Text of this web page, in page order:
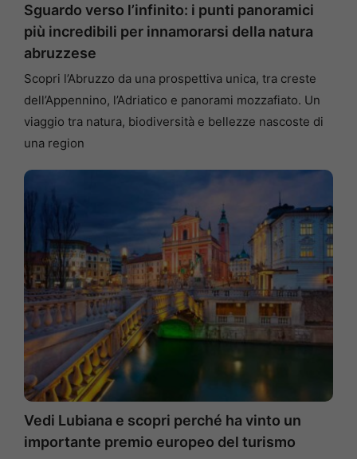
Sguardo verso l’infinito: i punti panoramici
più incredibili per innamorarsi della natura
abruzzese
Scopri l’Abruzzo da una prospettiva unica, tra creste
dell’Appennino, l’Adriatico e panorami mozzafiato. Un
viaggio tra natura, biodiversità e bellezze nascoste di
una region
Vedi Lubiana e scopri perché ha vinto un
importante premio europeo del turismo